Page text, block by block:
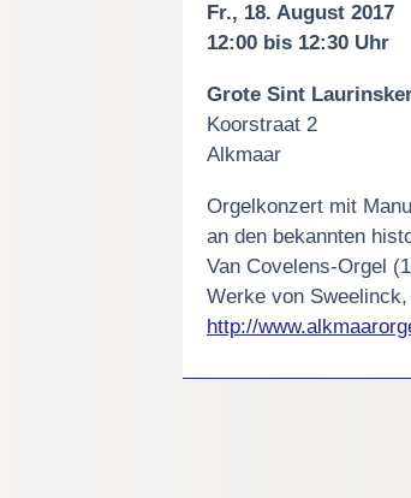
Fr., 18. August 2017
12:00 bis 12:30 Uhr
Grote Sint
Koorstraat 2
Alkmaar
Orgelkonzert mit
an den bekannten
Van Covelens-Orgel
Werke von
http://